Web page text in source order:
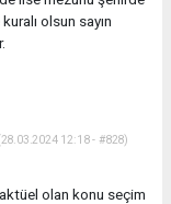
olsun sayın
12:18 - #828)
olan konu seçim